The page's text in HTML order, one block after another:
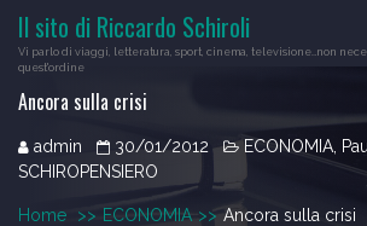
content
Il sito di Riccardo Schiroli
Vi parlo di viaggi, letteratura, sport, cinema, televisione…non
quest'ordine
Ancora sulla crisi
admin 30/01/2012 ECONOMIA
SCHIROPENSIERO
Home >> ECONOMIA >> Ancora sulla crisi